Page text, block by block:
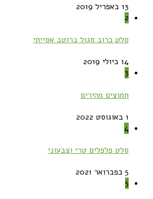
13 באפריל 2019
2
סלט כרוב סגול ברוטב אסייתי
14 ביולי 2019
3
חמוצים מהירים
1 באוגוסט 2022
4
סלט פלפלים טרי וצבעוני
5 בפברואר 2021
5